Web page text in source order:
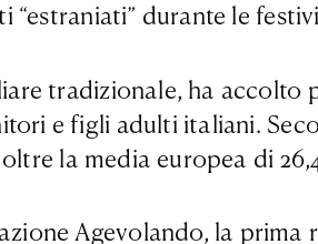
durante le
tradizionale, ha
e figli adulti italiani.
la media europea di
Agevolando, la